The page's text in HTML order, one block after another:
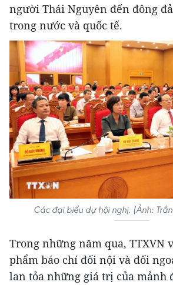
người Thái Nguyên đến đông
trong nước và quốc tế.
Các đại biểu dự hội nghị. (Ảnh:
Trong những năm qua, TTXVN
phẩm báo chí đối nội và đối
lan tỏa những giá trị của mảnh